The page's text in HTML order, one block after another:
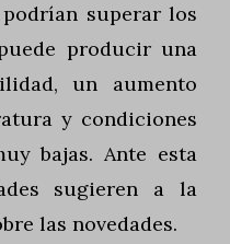
superar los
producir una
un aumento
y condiciones
bajas. Ante esta
sugieren a la
las novedades.